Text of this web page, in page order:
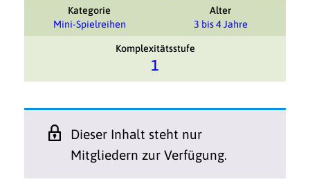
Kategorie
Mini-Spielreihen
Alter
3 bis 4 Jahre
Komplexitätsstufe
1
Dieser Inhalt steht nur
Mitgliedern zur Verfügung.